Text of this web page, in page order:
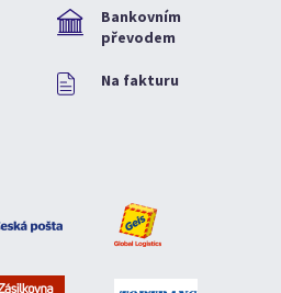
Bankovním
převodem
Na fakturu